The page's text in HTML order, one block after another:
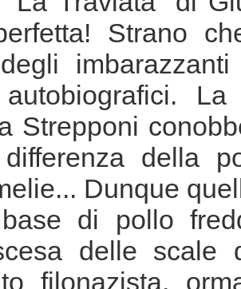
Strano
Strepponi
della
Dunque
di pollo
delle scale
filonazista,